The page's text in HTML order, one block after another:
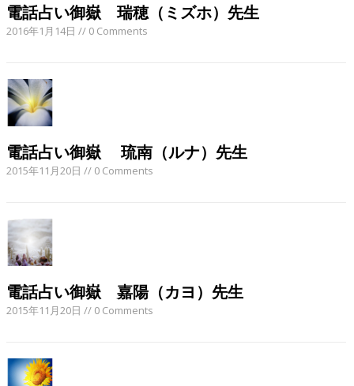
電話占い御嶽 瑞穂（ミズホ）先生
2016年1月14日 // 0 Comments
電話占い御嶽 琉南（ルナ）先生
2015年11月20日 // 0 Comments
電話占い御嶽 嘉陽（カヨ）先生
2015年11月20日 // 0 Comments